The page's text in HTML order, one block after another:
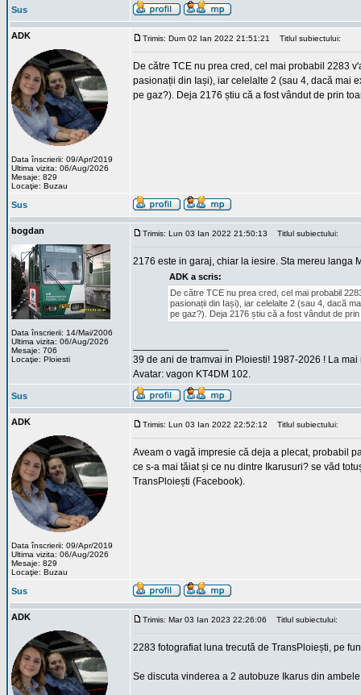
Sus
ADK
Data înscrierii: 09/Apr/2019
Ultima vizita: 06/Aug/2026
Mesaje: 829
Locaţie: Buzau
Trimis: Dum 02 Ian 2022 21:51:21 Titlul subiectului:
De către TCE nu prea cred, cel mai probabil 2283
pasionații din Iași), iar celelalte 2 (sau 4, dacă mai
pe gaz?). Deja 2176 știu că a fost vândut de prin
Sus
bogdan
Data înscrierii: 14/Mai/2006
Ultima vizita: 06/Aug/2026
Mesaje: 706
Locaţie: Ploiesti
Trimis: Lun 03 Ian 2022 21:50:13 Titlul subiectului:
2176 este in garaj, chiar la iesire. Sta mereu langa
ADK a scris:
De către TCE nu prea cred, cel mai probabil
pasionații din Iași), iar celelalte 2 (sau 4, dacă
pe gaz?). Deja 2176 știu că a fost vândut de
39 de ani de tramvai in Ploiesti! 1987-2026 ! La mai
Avatar: vagon KT4DM 102.
Sus
ADK
Data înscrierii: 09/Apr/2019
Ultima vizita: 06/Aug/2026
Mesaje: 829
Locaţie: Buzau
Trimis: Lun 03 Ian 2022 22:52:12 Titlul subiectului:
Aveam o vagă impresie că deja a plecat, probabil
ce s-a mai tăiat și ce nu dintre Ikarusuri? se văd
TransPloiești (Facebook).
Sus
ADK Trimis: Mar 03 Ian 2023 22:26:06 Titlul subiectului:
2283 fotografiat luna trecută de TransPloiești, pe
Se discuta vinderea a 2 autobuze Ikarus din